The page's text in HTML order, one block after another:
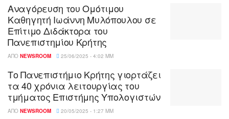
Αναγόρευση του Ομότιμου
Καθηγητή Ιωάννη Μυλόπουλου σε
Επίτιμο Διδάκτορα του
Πανεπιστημίου Κρήτης
ΑΠΌ NEWSROOM 25/06/2025 - 4:02 ΜΜ
Το Πανεπιστήμιο Κρήτης γιορτάζει
τα 40 χρόνια λειτουργίας του
τμήματος Επιστήμης Υπολογιστών
ΑΠΌ NEWSROOM 20/05/2025 - 1:27 ΜΜ